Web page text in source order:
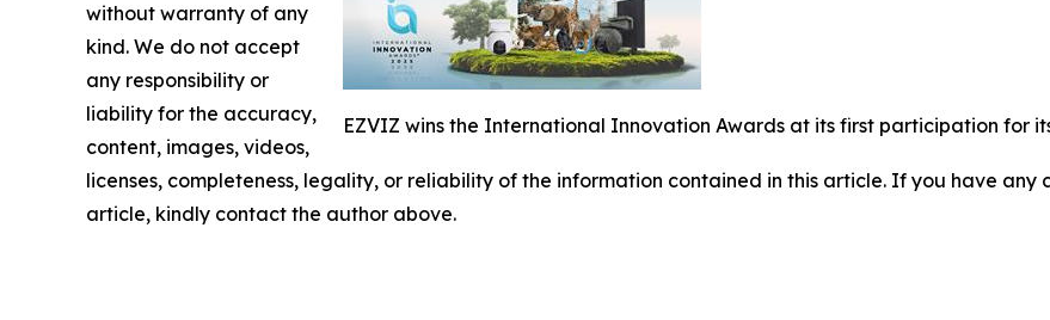
EZVIZ wins the International Innovation Awards at its first participation for
without warranty of any
kind. We do not accept
any responsibility or
liability for the accuracy,
content, images, videos,
licenses, completeness, legality, or reliability of the information contained in this article. If you have any
article, kindly contact the author above.